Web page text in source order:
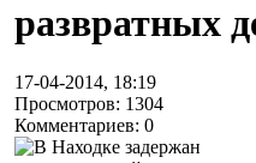
развратных
17-04-2014, 18:19
Просмотров: 1304
Комментариев: 0